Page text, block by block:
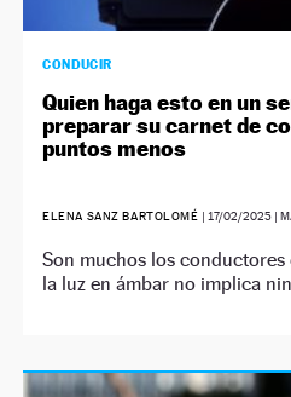
CONDUCIR
Quien haga esto en un
preparar su carnet de
puntos menos
ELENA SANZ BARTOLOMÉ | 17/02/2025|
Son muchos los
la luz en ámbar no implica